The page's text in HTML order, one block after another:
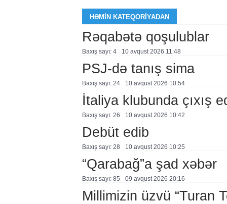
HƏMIN KATEQORIYADAN
Rəqabətə qoşulublar
Baxış sayı: 4 10 avqust 2026 11:48
PSJ-də tanış sima
Baxış sayı: 24 10 avqust 2026 10:54
İtaliya klubunda çıxış
Baxış sayı: 26 10 avqust 2026 10:42
Debüt edib
Baxış sayı: 28 10 avqust 2026 10:25
“Qarabağ”a şad xəbər
Baxış sayı: 85 09 avqust 2026 20:16
Millimizin üzvü “Turan